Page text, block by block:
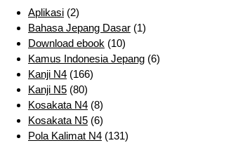
Aplikasi (2)
Bahasa Jepang Dasar (1)
Download ebook (10)
Kamus Indonesia Jepang (6)
Kanji N4 (166)
Kanji N5 (80)
Kosakata N4 (8)
Kosakata N5 (6)
Pola Kalimat N4 (131)